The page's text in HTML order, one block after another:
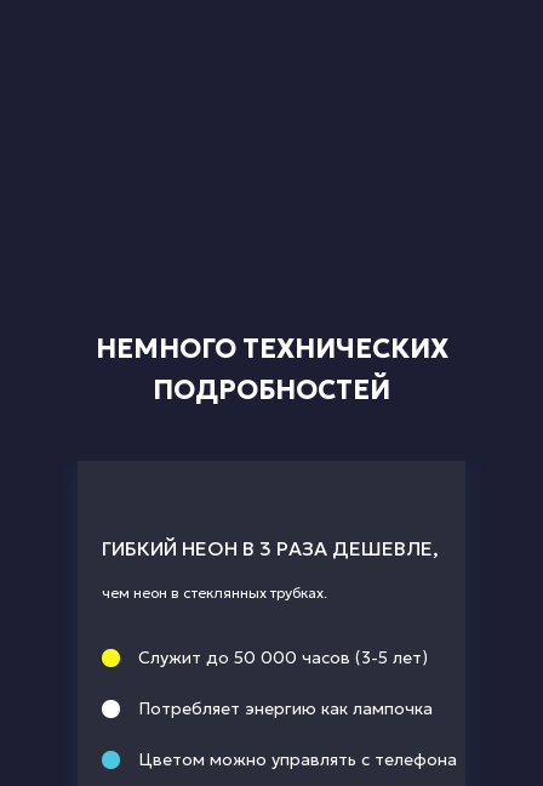
НЕМНОГО ТЕХНИЧЕСКИХ
ПОДРОБНОСТЕЙ
ГИБКИЙ НЕОН В 3 РАЗА ДЕШЕВЛЕ,
чем неон в стеклянных трубках.
Служит до 50 000 часов (3-5 лет)
Потребляет энергию как лампочка
Цветом можно управлять с телефона